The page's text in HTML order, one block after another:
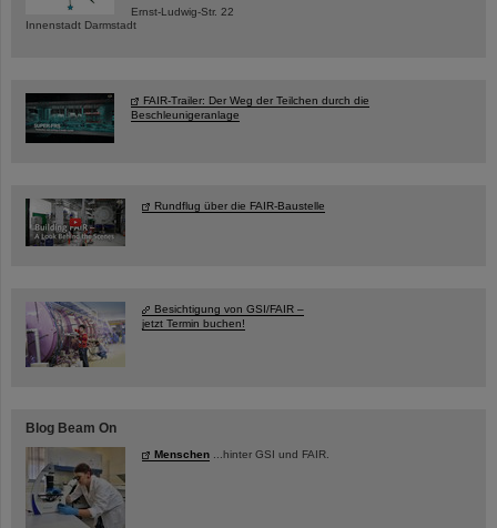
Ernst-Ludwig-Str. 22
Innenstadt Darmstadt
FAIR-Trailer: Der Weg der Teilchen durch die
Beschleunigeranlage
Rundflug über die FAIR-Baustelle
Besichtigung von GSI/FAIR –
jetzt Termin buchen!
Blog Beam On
Menschen ...hinter GSI und FAIR.